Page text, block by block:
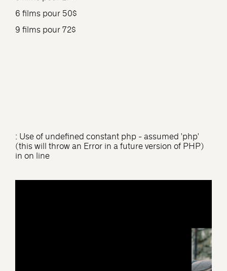
6 films pour 50$
9 films pour 72$
: Use of undefined constant php - assumed 'php'
(this will throw an Error in a future version of PHP)
in on line